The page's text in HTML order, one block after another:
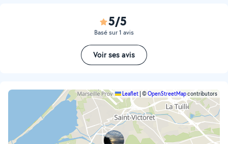
5/5
Basé sur 1 avis
Voir ses avis
Leaflet ©OpenStreetMapcontributors